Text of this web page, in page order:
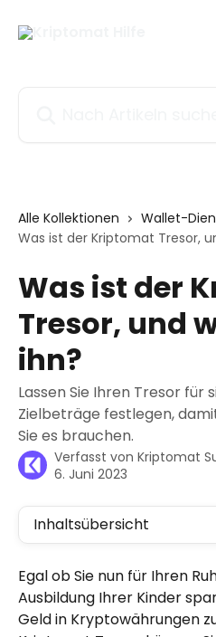
Alle Kollektionen
Wallet-
Was ist der Kriptomat Tresor,
Was ist der
Tresor, und
ihn?
Lassen Sie Ihren Tresor für
Zielbeträge festlegen,
Sie es brauchen.
Verfasst von Kriptomat
6. Juni 2023
Inhaltsübersicht
Egal ob Sie nun für Ihren
Ausbildung Ihrer Kinder
Geld in Kryptowährungen